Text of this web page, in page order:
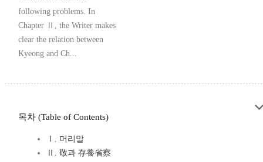
following problems. In
Chapter Ⅱ, the Writer makes
clear the relation between
Kyeong and Ch...
목차 (Table of Contents)
Ⅰ. 머리말
Ⅱ. 敬과 存養省察